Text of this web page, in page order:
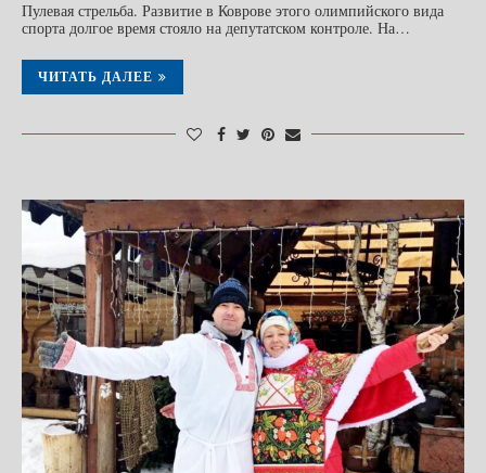
Пулевая стрельба. Развитие в Коврове этого олимпийского вида
спорта долгое время стояло на депутатском контроле. На…
ЧИТАТЬ ДАЛЕЕ